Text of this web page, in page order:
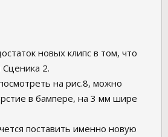
новых клипс в том, что
2.
на рис.8, можно
в бампере, на 3 мм шире
поставить именно новую